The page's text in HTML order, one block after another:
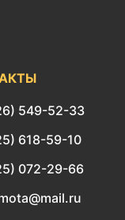
549-52-33
618-59-10
072-29-66